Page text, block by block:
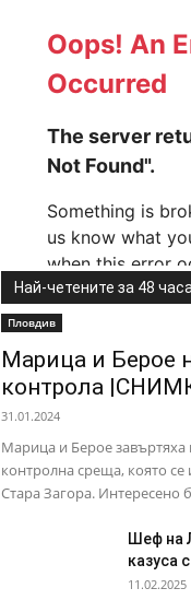
Най-четените за 48 часа
Пловдив
Марица и Берое
контрола
31.01.2024
Марица и Берое завъртяха
контролна среща, която се
Стара Загора. Интересено
Шеф на
казуса
11.02.2025